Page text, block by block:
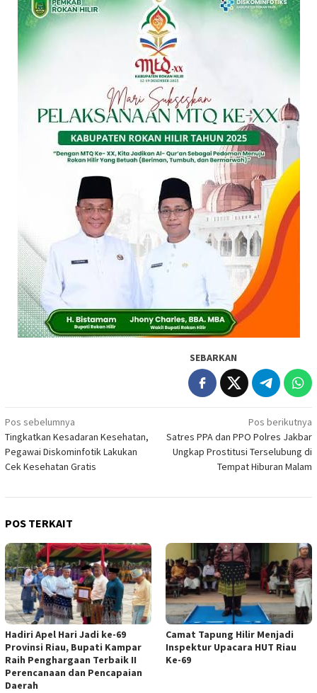
SEBARKAN
Navigasi
pos
Pos sebelumnya
Tingkatkan Kesadaran Kesehatan,
Pegawai Diskominfotik Lakukan
Cek Kesehatan Gratis
Pos berikutnya
Satres PPA dan PPO Polres Jakbar
Ungkap Prostitusi Terselubung di
Tempat Hiburan Malam
POS TERKAIT
Hadiri Apel Hari Jadi ke-69
Provinsi Riau, Bupati Kampar
Raih Penghargaan Terbaik II
Perencanaan dan Pencapaian
Daerah
Camat Tapung Hilir Menjadi
Inspektur Upacara HUT Riau
Ke-69